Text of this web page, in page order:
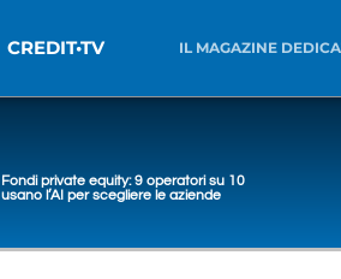
CREDIT•TV IL MAGAZINE
Fondi private equity: 9 operatori su 10
usano l’AI per scegliere le aziende